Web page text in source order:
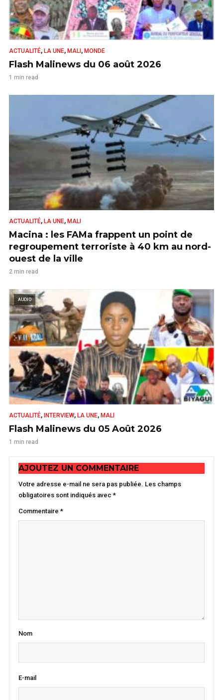
ACTUALITÉ, LA UNE, MALI , MONDE
Flash Malinews du 06 août 2026
1 min read
ACTUALITÉ, LA UNE, MALI
Macina : les FAMa frappent un point de
regroupement terroriste à 40 km au nord-
ouest de la ville
2 min read
AUDIO
ACTUALITÉ, INTERVIEW, LA UNE, MALI
Flash Malinews du 05 Août 2026
1 min read
AJOUTEZ UN COMMENTAIRE
Votre adresse e-mail ne sera pas publiée. Les champs
obligatoires sont indiqués avec *
Commentaire *
Nom
E-mail